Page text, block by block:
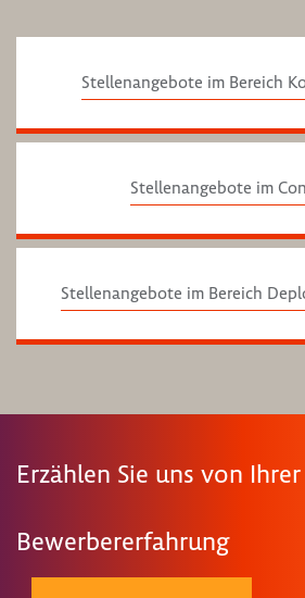
Stellenangebote im Bereich
Stellenangebote im
Stellenangebote im Bereich
Erzählen Sie uns von Ihrer
Bewerbererfahrung